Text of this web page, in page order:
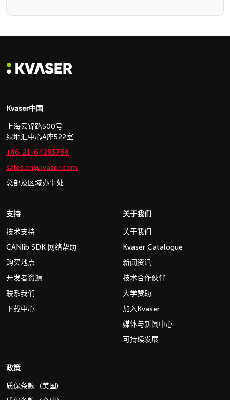
Kvaser中国
上海云锦路500号
绿地汇中心A座522室
+86-21-64283768
sales.cn@kvaser.com
总部及区域办事处
支持
技术支持
CANlib SDK 网络帮助
购买地点
开发者资源
联系我们
下载中心
关于我们
关于我们
Kvaser Catalogue
新闻资讯
技术合作伙伴
大学赞助
加入Kvaser
媒体与新闻中心
可持续发展
政策
质保条款（美国)